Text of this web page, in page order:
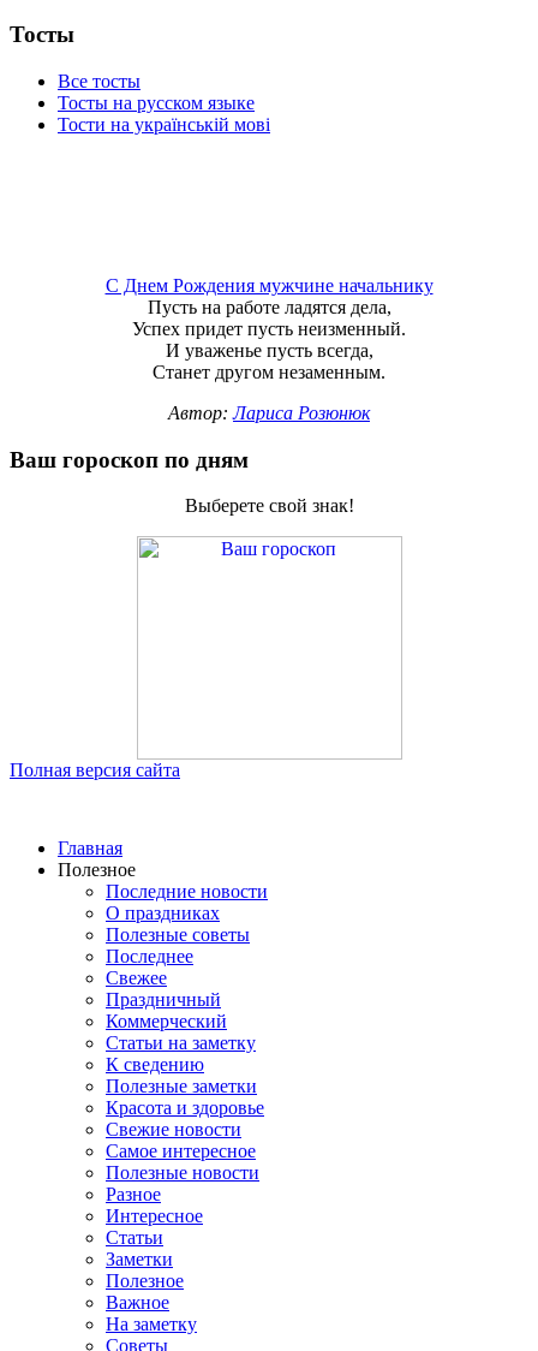
Тосты
Все тосты
Тосты на русском языке
Тости на українській мові
С Днем Рождения мужчине начальнику
Пусть на работе ладятся дела,
Успех придет пусть неизменный.
И уваженье пусть всегда,
Станет другом незаменным.
Автор:Лариса Розюнюк
Ваш гороскоп по дням
Выберете свой знак!
Полная версия сайта
Главная
Полезное
Последние новости
О праздниках
Полезные советы
Последнее
Свежее
Праздничный
Коммерческий
Статьи на заметку
К сведению
Полезные заметки
Красота и здоровье
Свежие новости
Самое интересное
Полезные новости
Разное
Интересное
Статьи
Заметки
Полезное
Важное
На заметку
Советы